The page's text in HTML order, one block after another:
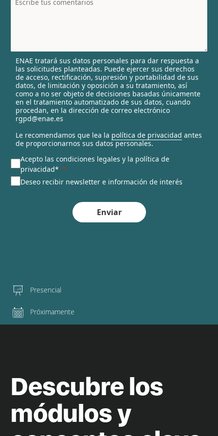
l
e
c
t
e
d
ENAE tratará sus datos personales para dar respuesta a
las solicitudes planteadas. Puede ejercer sus derechos
de acceso, rectificación, supresión y portabilidad de sus
datos, de limitación y oposición a su tratamiento, así
como a no ser objeto de decisiones basadas únicamente
en el tratamiento automatizado de sus datos, cuando
procedan, en la dirección de correo electrónico
rgpd@enae.es
Le recomendamos que lea la política de privacidad antes
de proporcionarnos sus datos personales.
Acepto las condiciones legales y la política de
privacidad*
Deseo recibir newsletter e información de interés
Enviar
Presencial
Próximamente
Descubre los
módulos y